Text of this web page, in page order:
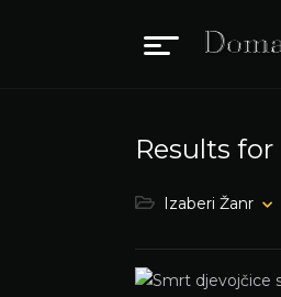
Results for
Izaberi Žanr